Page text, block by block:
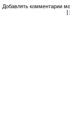
Добавлять комментарии
[